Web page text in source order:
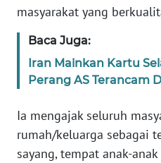
masyarakat yang
Baca Juga:
Iran Mainkan Kartu
Perang AS Terancam
Ia mengajak seluruh
rumah/keluarga sebagai
sayang, tempat anak-
SULBAR
WN
WN
SUMBAR